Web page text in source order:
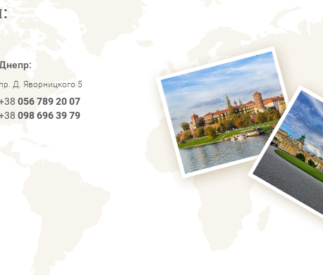
пр. Д. Яворницкого 5
056 789 20 07
098 696 39 79